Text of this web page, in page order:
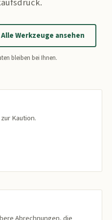
Alle Werkzeuge ansehen
bleiben bei Ihnen.
Kaution.